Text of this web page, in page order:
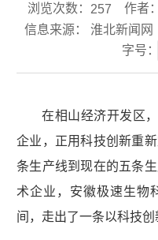
浏览次数： 257
作者
信息来源： 淮北新闻网
字号：
在相山经济开发区
企业，正用科技创新重
条生产线到现在的五条
术企业，安徽极速生物
间，走出了一条以科技创